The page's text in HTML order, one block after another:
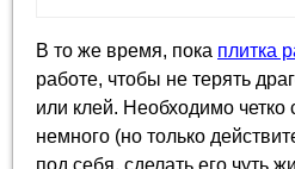
В то же время, пока плитка
работе, чтобы не терять
или клей. Необходимо четко
немного (но только
под себя, сделать его чуть